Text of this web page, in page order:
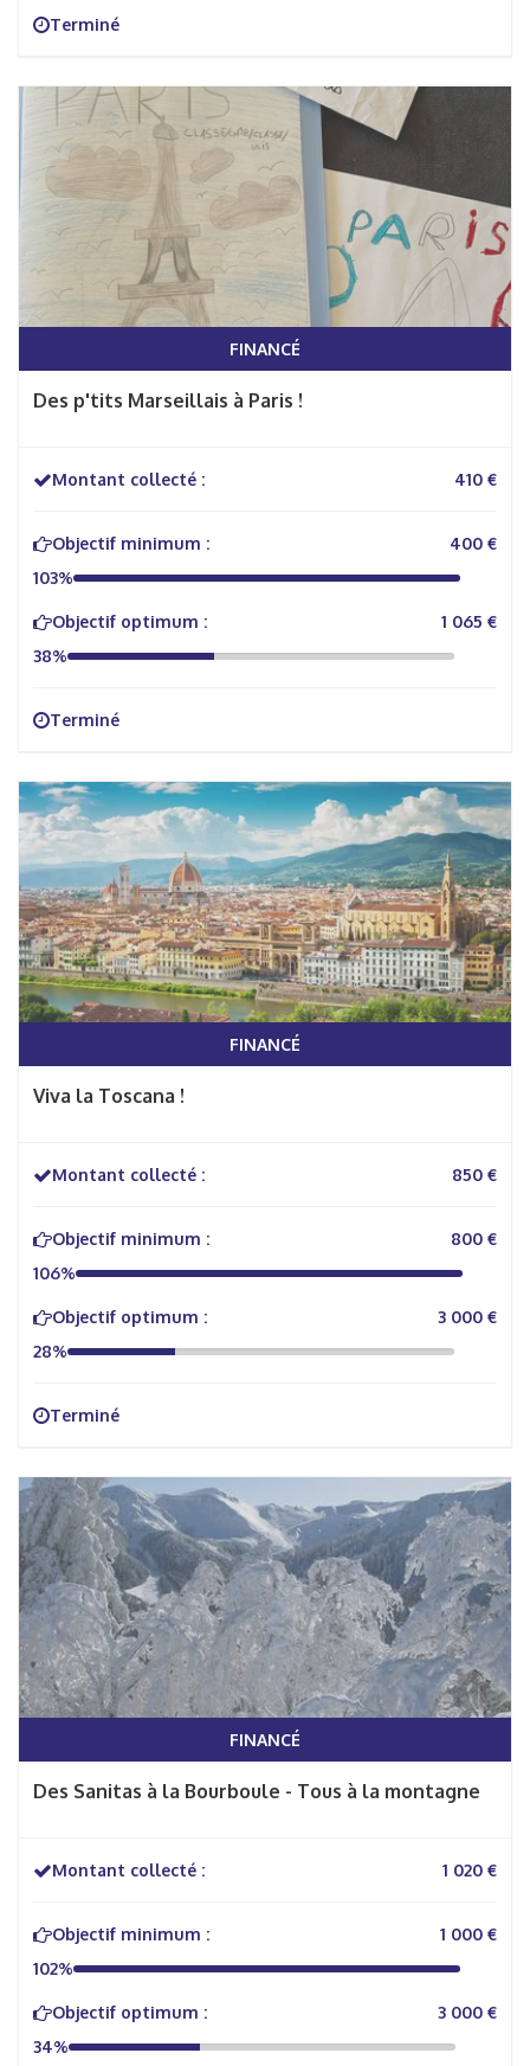
Terminé
FINANCÉ
Des p'tits Marseillais à Paris !
Montant collecté : 410 €
Objectif minimum :
400 €
103%
Objectif optimum :
1 065 €
38%
Terminé
FINANCÉ
Viva la Toscana !
Montant collecté : 850 €
Objectif minimum :
800 €
106%
Objectif optimum :
3 000 €
28%
Terminé
FINANCÉ
Des Sanitas à la Bourboule - Tous à la montagne
Montant collecté : 1 020 €
Objectif minimum :
1 000 €
102%
Objectif optimum :
3 000 €
34%